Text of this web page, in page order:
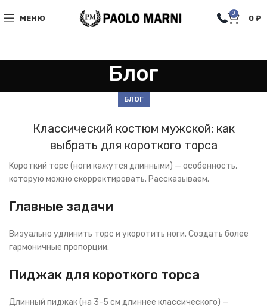
МЕНЮ
0
0 ₽
Блог
БЛОГ
Классический костюм мужской: как
выбрать для короткого торса
Короткий торс (ноги кажутся длинными) — особенность,
которую можно скорректировать. Рассказываем.
Главные задачи
Визуально удлинить торс и укоротить ноги. Создать более
гармоничные пропорции.
Пиджак для короткого торса
Длинный пиджак (на 3-5 см длиннее классического) —